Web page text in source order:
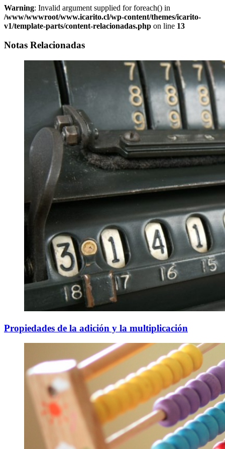
Warning: Invalid argument supplied for foreach() in
/www/wwwroot/www.icarito.cl/wp-content/themes/icarito-
v1/template-parts/content-relacionadas.php on line 13
Notas Relacionadas
Propiedades de la adición y la multiplicación